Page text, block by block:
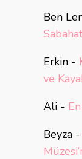
Ben
Erkin -
ve
Ali -
Beyza -